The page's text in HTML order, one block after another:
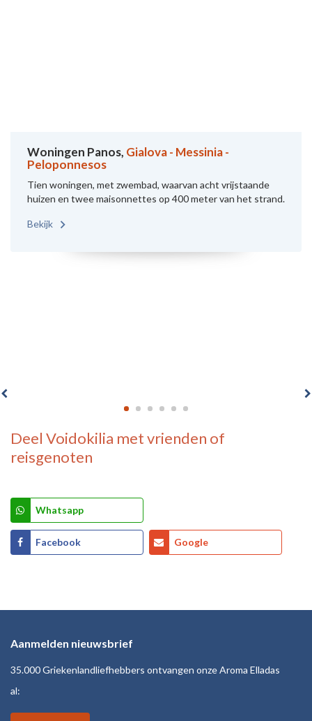
Woningen Panos, Gialova - Messinia -
Peloponnesos
Tien woningen, met zwembad, waarvan acht vrijstaande
huizen en twee maisonnettes op 400 meter van het strand.
Bekijk
Deel Voidokilia met vrienden of
reisgenoten
Whatsapp
Facebook Google
Aanmelden nieuwsbrief
35.000 Griekenlandliefhebbers ontvangen onze Aroma Elladas
al: